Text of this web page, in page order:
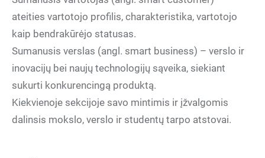
ateities vartotojo profilis, charakteristika, vartotojo
kaip bendrakūrėjo statusas.
Sumanusis verslas (angl. smart business) – verslo ir
inovacijų bei naujų technologijų sąveika, siekiant
sukurti konkurencingą produktą.
Kiekvienoje sekcijoje savo mintimis ir įžvalgomis
dalinsis mokslo, verslo ir studentų tarpo atstovai.